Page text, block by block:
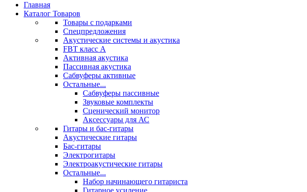
Главная
Каталог Товаров
Товары с подарками
Спецпредложения
Акустические системы и акустика
FBT класс А
Активная акустика
Пассивная акустика
Сабвуферы активные
Остальные...
Сабвуферы пассивные
Звуковые комплекты
Сценический монитор
Аксессуары для АС
Гитары и бас-гитары
Акустические гитары
Бас-гитары
Электрогитары
Электроакустические гитары
Остальные...
Набор начинающего гитариста
Гитарное усиление